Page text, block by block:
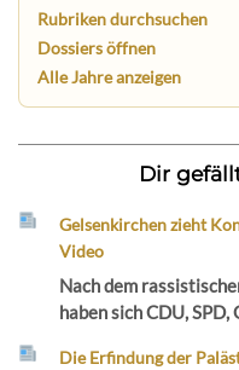
Rubriken durchsuchen
Dossiers öffnen
Alle Jahre anzeigen
Dir
Gelsenkirchen zieht
Video
Nach dem
haben sich CDU,
Die Erfindung der